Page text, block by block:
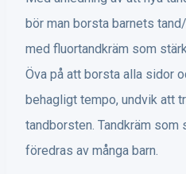
bör man borsta barnets
med fluortandkräm som
Öva på att borsta alla sidor
behagligt tempo, undvik att
tandborsten. Tandkräm som
föredras av många barn.